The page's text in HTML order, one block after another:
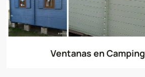
Ventanas en Camping